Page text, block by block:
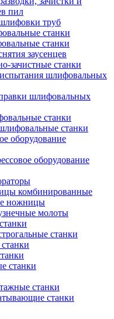
пил
труб
станки
станки
заусенцев
зачистные станки
шлифовальных
шлифовальных
станки
станки
оборудование
оборудование
комбинированные
ножницы
молоты
станки
станки
станки
станки